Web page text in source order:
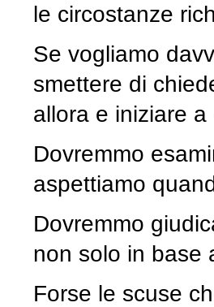
le circostanze
Se vogliamo
smettere di
allora e iniziare
Dovremmo
aspettiamo
Dovremmo
non solo in base
Forse le scuse